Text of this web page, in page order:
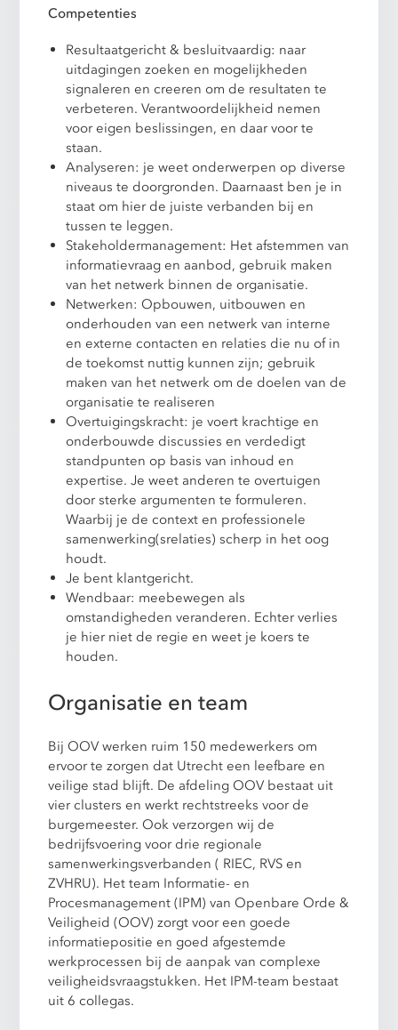
Competenties
Resultaatgericht & besluitvaardig: naar
uitdagingen zoeken en mogelijkheden
signaleren en creeren om de resultaten te
verbeteren. Verantwoordelijkheid nemen
voor eigen beslissingen, en daar voor te
staan.
Analyseren: je weet onderwerpen op diverse
niveaus te doorgronden. Daarnaast ben je in
staat om hier de juiste verbanden bij en
tussen te leggen.
Stakeholdermanagement: Het afstemmen van
informatievraag en aanbod, gebruik maken
van het netwerk binnen de organisatie.
Netwerken: Opbouwen, uitbouwen en
onderhouden van een netwerk van interne
en externe contacten en relaties die nu of in
de toekomst nuttig kunnen zijn; gebruik
maken van het netwerk om de doelen van de
organisatie te realiseren
Overtuigingskracht: je voert krachtige en
onderbouwde discussies en verdedigt
standpunten op basis van inhoud en
expertise. Je weet anderen te overtuigen
door sterke argumenten te formuleren.
Waarbij je de context en professionele
samenwerking(srelaties) scherp in het oog
houdt.
Je bent klantgericht.
Wendbaar: meebewegen als
omstandigheden veranderen. Echter verlies
je hier niet de regie en weet je koers te
houden.
Organisatie en team
Bij OOV werken ruim 150 medewerkers om
ervoor te zorgen dat Utrecht een leefbare en
veilige stad blijft. De afdeling OOV bestaat uit
vier clusters en werkt rechtstreeks voor de
burgemeester. Ook verzorgen wij de
bedrijfsvoering voor drie regionale
samenwerkingsverbanden ( RIEC, RVS en
ZVHRU). Het team Informatie- en
Procesmanagement (IPM) van Openbare Orde &
Veiligheid (OOV) zorgt voor een goede
informatiepositie en goed afgestemde
werkprocessen bij de aanpak van complexe
veiligheidsvraagstukken. Het IPM-team bestaat
uit 6 collegas.